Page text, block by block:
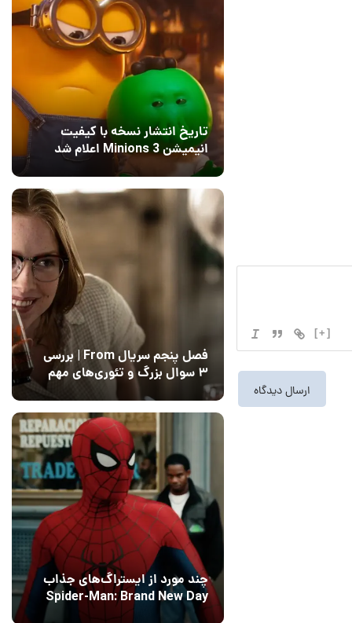
[+]
تاریخ انتشار نسخه با کیفیت
انیمیشن Minions 3 اعلام شد
فصل پنجم سریال From | بررسی
۳ سوال بزرگ و تئوری‌های مهم
12 مرداد 1405
چند مورد از ایستراگ‌های جذاب
Spider-Man: Brand New Day
فاش شدند
۰